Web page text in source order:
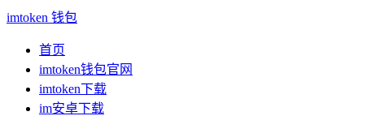
imtoken 钱包
首页
imtoken钱包官网
imtoken下载
im安卓下载